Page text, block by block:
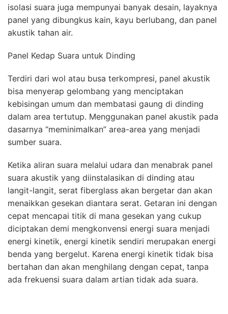
isolasi suara juga mempunyai banyak desain, layaknya
panel yang dibungkus kain, kayu berlubang, dan panel
akustik tahan air.
Panel Kedap Suara untuk Dinding
Terdiri dari wol atau busa terkompresi, panel akustik
bisa menyerap gelombang yang menciptakan
kebisingan umum dan membatasi gaung di dinding
dalam area tertutup. Menggunakan panel akustik pada
dasarnya “meminimalkan” area-area yang menjadi
sumber suara.
Ketika aliran suara melalui udara dan menabrak panel
suara akustik yang diinstalasikan di dinding atau
langit-langit, serat fiberglass akan bergetar dan akan
menaikkan gesekan diantara serat. Getaran ini dengan
cepat mencapai titik di mana gesekan yang cukup
diciptakan demi mengkonvensi energi suara menjadi
energi kinetik, energi kinetik sendiri merupakan energi
benda yang bergelut. Karena energi kinetik tidak bisa
bertahan dan akan menghilang dengan cepat, tanpa
ada frekuensi suara dalam artian tidak ada suara.